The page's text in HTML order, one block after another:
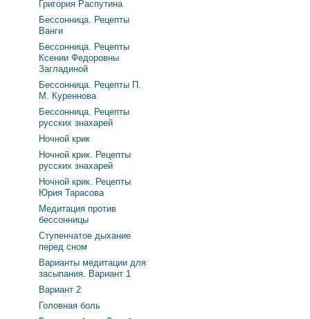
Григория Распутина
Бессонница. Рецепты
Ванги
Бессонница. Рецепты
Ксении Федоровны
Загладиной
Бессонница. Рецепты П.
М. Куреннова
Бессонница. Рецепты
русских знахарей
Ночной крик
Ночной крик. Рецепты
русских знахарей
Ночной крик. Рецепты
Юрия Тарасова
Медитация против
бессонницы
Ступенчатое дыхание
перед сном
Варианты медитации для
засыпания. Вариант 1
Вариант 2
Головная боль